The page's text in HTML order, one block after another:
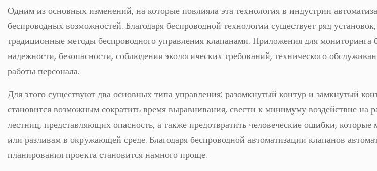
Одним из основных изменений, на которые повлияла эта технология в индустрии
беспроводных возможностей. Благодаря беспроводной технологии существует ряд
традиционные методы беспроводного управления клапанами. Приложения для
надежности, безопасности, соблюдения экологических требований, технического
работы персонала.
Для этого существуют два основных типа управления: разомкнутый контур и замкнутый
становится возможным сократить время выравнивания, свести к минимуму воздействие на
лестниц, представляющих опасность, а также предотвратить человеческие ошибки, которые
или разливам в окружающей среде. Благодаря беспроводной автоматизации клапанов
планирования проекта становится намного проще.